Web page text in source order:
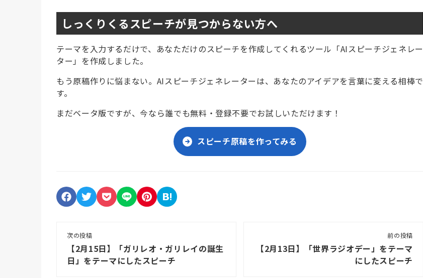
しっくりくるスピーチが見つからない方へ
テーマを入力するだけで、あなただけのスピーチを作成してくれるツール「AIスピーチジェネレー
ター」を作成しました。
もう原稿作りに悩まない。AIスピーチジェネレーターは、あなたのアイデアを言葉に変える相棒で
す。
まだベータ版ですが、今なら誰でも無料・登録不要でお試しいただけます！
スピーチ原稿を作ってみる
次の投稿
【2月15日】「ガリレオ・ガリレイの誕生
日」をテーマにしたスピーチ
前の投稿
【2月13日】「世界ラジオデー」をテーマ
にしたスピーチ